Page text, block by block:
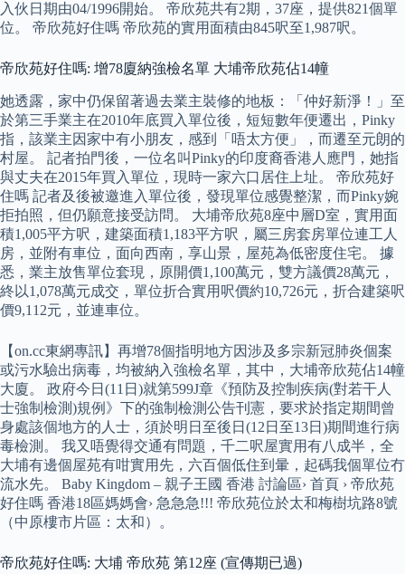
入伙日期由04/1996開始。 帝欣苑共有2期，37座，提供821個單
位。 帝欣苑好住嗎 帝欣苑的實用面積由845呎至1,987呎。
帝欣苑好住嗎: 增78廈納強檢名單 大埔帝欣苑佔14幢
她透露，家中仍保留著過去業主裝修的地板：「仲好新淨！」至
於第三手業主在2010年底買入單位後，短短數年便遷出，Pinky
指，該業主因家中有小朋友，感到「唔太方便」，而遷至元朗的
村屋。 記者拍門後，一位名叫Pinky的印度裔香港人應門，她指
與丈夫在2015年買入單位，現時一家六口居住上址。 帝欣苑好
住嗎 記者及後被邀進入單位後，發現單位感覺整潔，而Pinky婉
拒拍照，但仍願意接受訪問。 大埔帝欣苑8座中層D室，實用面
積1,005平方呎，建築面積1,183平方呎，屬三房套房單位連工人
房，並附有車位，面向西南，享山景，屋苑為低密度住宅。 據
悉，業主放售單位套現，原開價1,100萬元，雙方議價28萬元，
終以1,078萬元成交，單位折合實用呎價約10,726元，折合建築呎
價9,112元，並連車位。
【on.cc東網專訊】再增78個指明地方因涉及多宗新冠肺炎個案
或污水驗出病毒，均被納入強檢名單，其中，大埔帝欣苑佔14幢
大廈。 政府今日(11日)就第599J章《預防及控制疾病(對若干人
士強制檢測)規例》下的強制檢測公告刊憲，要求於指定期間曾
身處該個地方的人士，須於明日至後日(12日至13日)期間進行病
毒檢測。 我又唔覺得交通有問題，千二呎屋實用有八成半，全
大埔有邊個屋苑有咁實用先，六百個低住到暈，起碼我個單位冇
流水先。 Baby Kingdom – 親子王國 香港 討論區› 首頁 › 帝欣苑
好住嗎 香港18區媽媽會› 急急急!!! 帝欣苑位於太和梅樹坑路8號
（中原樓市片區：太和）。
帝欣苑好住嗎: 大埔 帝欣苑 第12座 (宣傳期已過)